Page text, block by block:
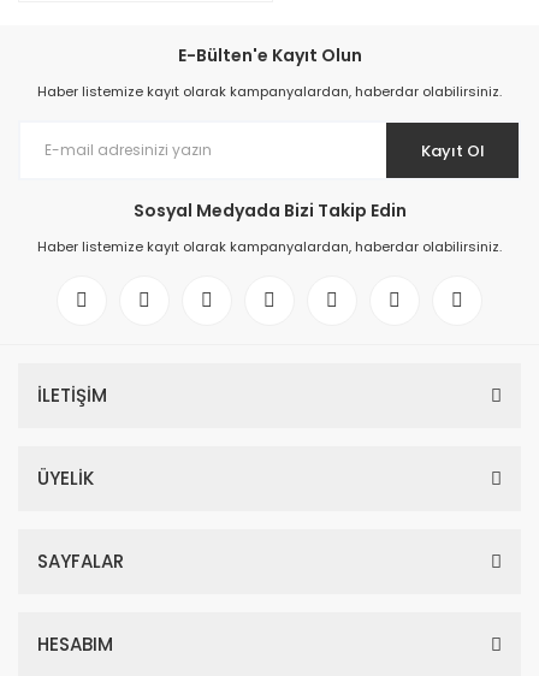
E-Bülten'e Kayıt Olun
Haber listemize kayıt olarak kampanyalardan, haberdar olabilirsiniz.
Kayıt Ol
Sosyal Medyada Bizi Takip Edin
Haber listemize kayıt olarak kampanyalardan, haberdar olabilirsiniz.
İLETİŞİM
ÜYELİK
SAYFALAR
HESABIM